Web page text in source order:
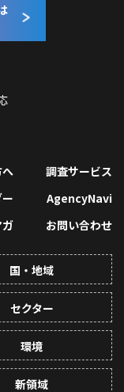
調査サービス
AgencyNavi
お問い合わせ
国・地域
セクター
環境
新領域